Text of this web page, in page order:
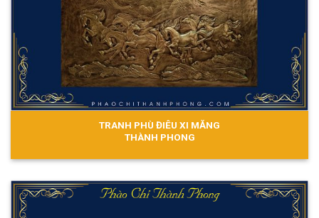
TRANH PHÙ ĐIÊU XI MĂNG
THÀNH PHONG